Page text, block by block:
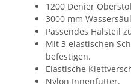
1200 Denier
3000 mm
Passendes Halsteil
Mit 3 elastischen
befestigen.
Elastische
Nylon Innenfutter.